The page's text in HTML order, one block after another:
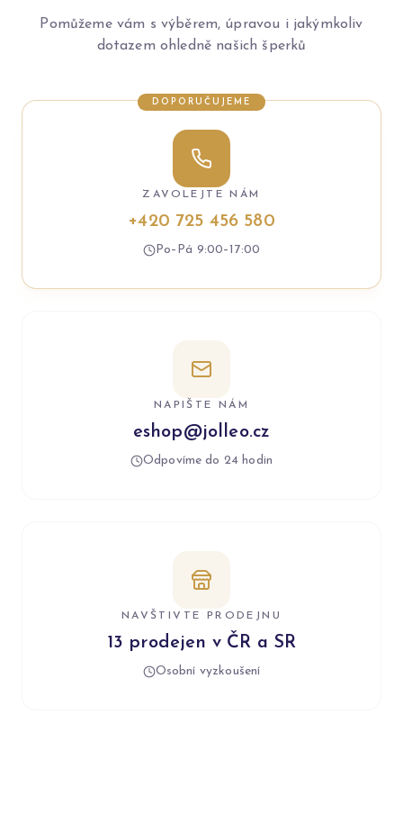
Pomůžeme vám s výběrem, úpravou i jakýmkoliv
dotazem ohledně našich šperků
DOPORUČUJEME
ZAVOLEJTE NÁM
+420 725 456 580
Po–Pá 9:00–17:00
NAPIŠTE NÁM
eshop@jolleo.cz
Odpovíme do 24 hodin
NAVŠTIVTE PRODEJNU
13 prodejen v ČR a SR
Osobní vyzkoušení